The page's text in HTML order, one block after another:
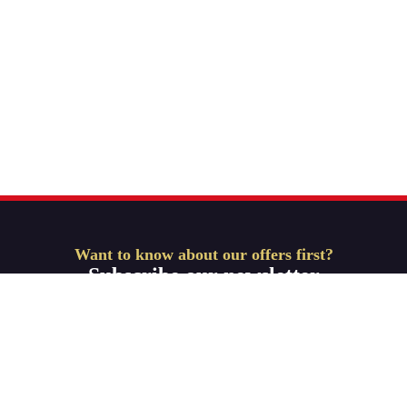
Want to know about our offers first?
Subscribe our newsletter